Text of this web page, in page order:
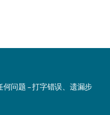
问题 – 打字错误、遗漏步